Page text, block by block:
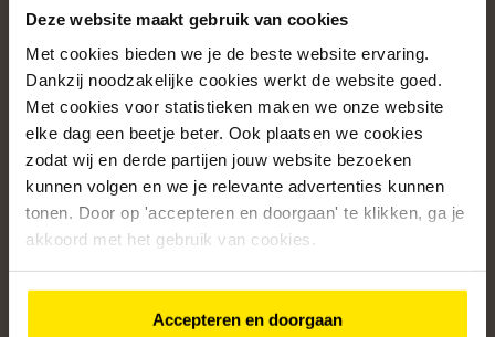
Deze website maakt gebruik van cookies
Met cookies bieden we je de beste website ervaring.
Dankzij noodzakelijke cookies werkt de website goed.
Met cookies voor statistieken maken we onze website
elke dag een beetje beter. Ook plaatsen we cookies
zodat wij en derde partijen jouw website bezoeken
kunnen volgen en we je relevante advertenties kunnen
tonen. Door op 'accepteren en doorgaan' te klikken, ga je
akkoord met het gebruik van cookies.
Accepteren en doorgaan
home
Populaire categorieën
Onze service
Klantenservice
Over ons
4.8 /5
Altijd op de hoogte van onze acties